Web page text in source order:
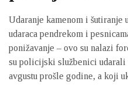
Udaranje kamenom i
udaraca pendrekom i
ponižavanje – ovo su nalazi
su policijski službenici udarali
avgustu prošle godine, a koji